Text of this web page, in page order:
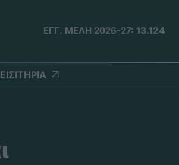
ΕΓΓ. ΜΕΛΗ 2026-27: 13.124
ΕΙΣΙΤΗΡΙΑ